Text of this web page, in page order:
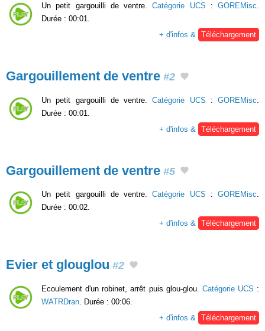
Un petit gargouilli de ventre.Catégorie UCS : GOREMisc
Durée : 00:01.
+ d'infos &
Téléchargement
Gargouillement de ventre #2
Un petit gargouilli de ventre.Catégorie UCS : GOREMisc
Durée : 00:01.
+ d'infos &
Téléchargement
Gargouillement de ventre #5
Un petit gargouilli de ventre.Catégorie UCS : GOREMisc.
Durée : 00:02.
+ d'infos & Téléchargement
Evier et glouglou #2
Ecoulement d'un robinet, arrêt puis glou-glou. Catégorie UCS :
WATRDran . Durée : 00:06.
+ d'infos &
Téléchargement